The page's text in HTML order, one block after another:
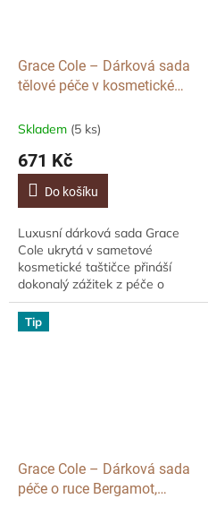
Grace Cole – Dárková sada
tělové péče v kosmetické
& Lemongrass, 3 ks
Skladem (5 ks)
671 Kč
Do košíku
Luxusní dárková sada Grace
Cole ukrytá v sametové
kosmetické taštičce přináší
dokonalý zážitek z péče o
tělo. Obsahuje tělové mýdlo,
krém a houbičku, které čistí,
hydratují a...
Tip
Grace Cole – Dárková sada
péče o ruce Bergamot,